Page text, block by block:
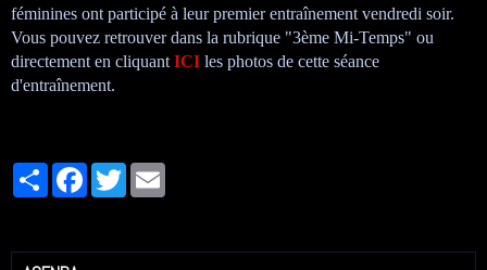
féminines ont participé à leur premier entraînement vendredi soir.
Vous pouvez retrouver dans la rubrique "3ème Mi-Temps" ou
directement en cliquant ICI les photos de cette séance
d'entraînement.
PartagerFacebookTwitter